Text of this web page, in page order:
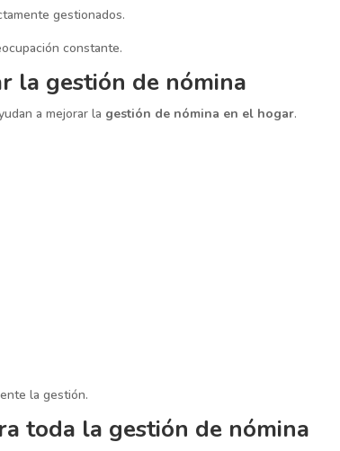
gestionados.
constante.
la gestión de nómina
a mejorar la gestión de nómina en el hogar.
la gestión.
toda la gestión de nómina